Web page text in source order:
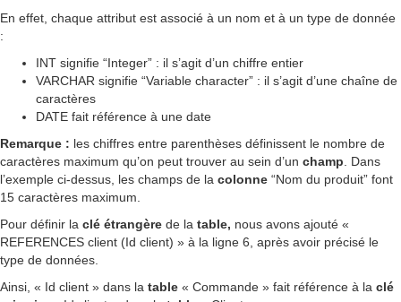
En effet, chaque attribut est associé à un nom et à un type de donnée
:
INT signifie “Integer” : il s’agit d’un chiffre entier
VARCHAR signifie “Variable character” : il s’agit d’une chaîne de
caractères
DATE fait référence à une date
Remarque : les chiffres entre parenthèses définissent le nombre de
caractères maximum qu’on peut trouver au sein d’un champ . Dans
l’exemple ci-dessus, les champs de la colonne “Nom du produit” font
15 caractères maximum.
Pour définir la clé étrangère de la table, nous avons ajouté «
REFERENCES client (Id client) » à la ligne 6, après avoir précisé le
type de données.
Ainsi, « Id client » dans la table « Commande » fait référence à la clé